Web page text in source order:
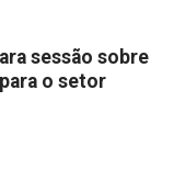
sessão sobre
o setor